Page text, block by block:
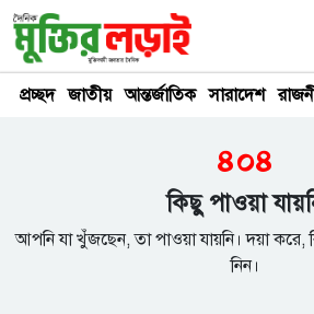
প্রচ্ছদ জাতীয় আন্তর্জাতিক সারাদেশ
৪০৪
কিছু পাওয়া
আপনি যা খুঁজছেন, তা পাওয়া যায়নি। দয়া করে,
নিন।